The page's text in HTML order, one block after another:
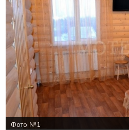
Фото №1